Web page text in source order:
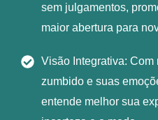
sem julgamentos,
maior abertura para
Visão Integrativa: Com
zumbido e suas
entende melhor sua